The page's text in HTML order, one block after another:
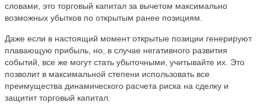
словами, это торговый капитал за вычетом максимально
возможных убытков по открытым ранее позициям.
Даже если в настоящий момент открытые позиции генерируют
плавающую прибыль, но, в случае негативного развития
событий, все же могут стать убыточными, учитывайте их. Это
позволит в максимальной степени использовать все
преимущества динамического расчета риска на сделку и
защитит торговый капитал.